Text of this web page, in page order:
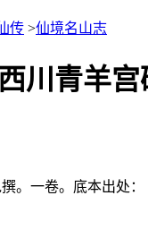
传 >仙境名山志
川青羊
。一卷。底本出处：